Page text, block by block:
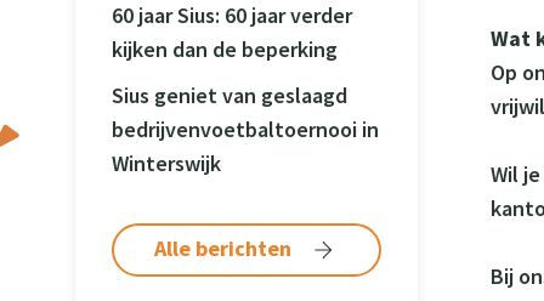
60 jaar Sius: 60 jaar verder
kijken dan de beperking
Sius geniet van geslaagd
bedrijvenvoetbaltoernooi in
Winterswijk
Alle berichten
Wat
Op
Wil
Bij